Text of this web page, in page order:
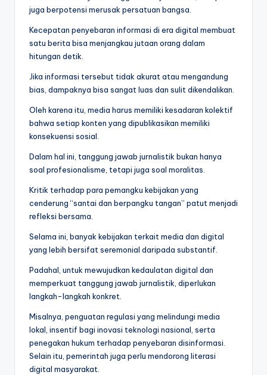
juga berpotensi merusak persatuan bangsa.
Kecepatan penyebaran informasi di era digital membuat
satu berita bisa menjangkau jutaan orang dalam
hitungan detik.
Jika informasi tersebut tidak akurat atau mengandung
bias, dampaknya bisa sangat luas dan sulit dikendalikan.
Oleh karena itu, media harus memiliki kesadaran kolektif
bahwa setiap konten yang dipublikasikan memiliki
konsekuensi sosial.
Dalam hal ini, tanggung jawab jurnalistik bukan hanya
soal profesionalisme, tetapi juga soal moralitas.
Kritik terhadap para pemangku kebijakan yang
cenderung “santai dan berpangku tangan” patut menjadi
refleksi bersama.
Selama ini, banyak kebijakan terkait media dan digital
yang lebih bersifat seremonial daripada substantif.
Padahal, untuk mewujudkan kedaulatan digital dan
memperkuat tanggung jawab jurnalistik, diperlukan
langkah-langkah konkret.
Misalnya, penguatan regulasi yang melindungi media
lokal, insentif bagi inovasi teknologi nasional, serta
penegakan hukum terhadap penyebaran disinformasi.
Selain itu, pemerintah juga perlu mendorong literasi
digital masyarakat.